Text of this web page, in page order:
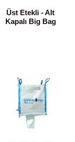
Üst Etekli - Alt
Kapalı Big Bag